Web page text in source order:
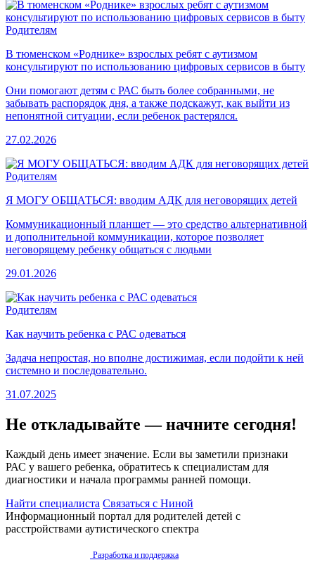
Родителям
В тюменском «Роднике» взрослых ребят с аутизмом
консультируют по использованию цифровых сервисов в быту
Они помогают детям с РАС быть более собранными, не
забывать распорядок дня, а также подскажут, как выйти из
непонятной ситуации, если ребенок растерялся.
27.02.2026
Родителям
Я МОГУ ОБЩАТЬСЯ: вводим АДК для неговорящих детей
Коммуникационный планшет — это средство альтернативной
и дополнительной коммуникации, которое позволяет
неговорящему ребенку общаться с людьми
29.01.2026
Родителям
Как научить ребенка с РАС одеваться
Задача непростая, но вполне достижимая, если подойти к ней
системно и последовательно.
31.07.2025
Не откладывайте — начните сегодня!
Каждый день имеет значение. Если вы заметили признаки
РАС у вашего ребенка, обратитесь к специалистам для
диагностики и начала программы ранней помощи.
Найти специалиста Связаться с Ниной
Информационный портал для родителей детей с
расстройствами аутистического спектра
Разработка и поддержка